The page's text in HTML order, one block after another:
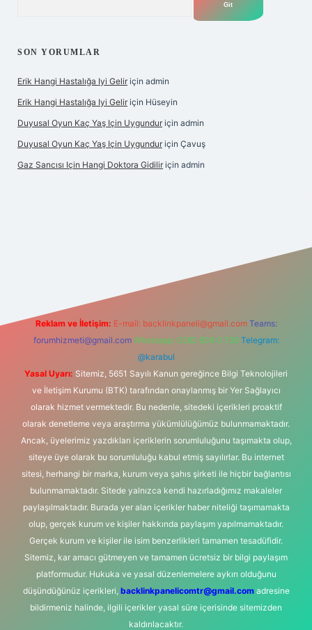
SON YORUMLAR
Erik Hangi Hastalığa Iyi Gelir için admin
Erik Hangi Hastalığa Iyi Gelir için Hüseyin
Duyusal Oyun Kaç Yaş Için Uygundur için admin
Duyusal Oyun Kaç Yaş Için Uygundur için Çavuş
Gaz Sancısı Için Hangi Doktora Gidilir için admin
Reklam ve İletişim: E-mail: backlinkpaneli@gmail.com Teams:
forumhizmeti@gmail.com Whatsapp: 0262 606 0 726 Telegram:
@karabul
Yasal Uyarı: Sitemiz, 5651 Sayılı Kanun gereğince Bilgi Teknolojileri
ve İletişim Kurumu (BTK) tarafından onaylanmış bir Yer Sağlayıcı
olarak hizmet vermektedir. Bu nedenle, sitedeki içerikleri proaktif
olarak denetleme veya araştırma yükümlülüğümüz bulunmamaktadır.
Ancak, üyelerimiz yazdıkları içeriklerin sorumluluğunu taşımakta olup,
siteye üye olarak bu sorumluluğu kabul etmiş sayılırlar. Bu internet
sitesi, herhangi bir marka, kurum veya şahıs şirketi ile hiçbir bağlantısı
bulunmamaktadır. Sitede yalnızca kendi hazırladığımız makaleler
paylaşılmaktadır. Burada yer alan içerikler haber niteliği taşımamakta
olup, gerçek kurum ve kişiler hakkında paylaşım yapılmamaktadır.
Gerçek kurum ve kişiler ile isim benzerlikleri tamamen tesadüfidir.
Sitemiz, kar amacı gütmeyen ve tamamen ücretsiz bir bilgi paylaşım
platformudur. Hukuka ve yasal düzenlemelere aykırı olduğunu
düşündüğünüz içerikleri, backlinkpanelicomtr@gmail.comadresine
bildirmeniz halinde, ilgili içerikler yasal süre içerisinde sitemizden
kaldırılacaktır.